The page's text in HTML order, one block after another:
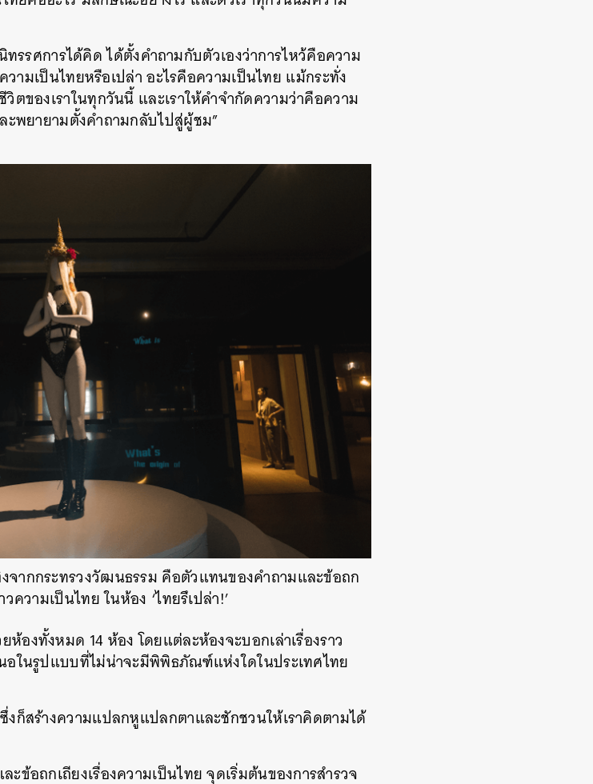
รศการได้คิด ได้ตั้งคำถามกับตัวเองว่าการไหว้คือความ
ามเป็นไทยหรือเปล่า อะไรคือความเป็นไทย แม้กระทั่ง
ตของเราในทุกวันนี้ และเราให้คำจำกัดความว่าคือความ
พยายามตั้งคำถามกลับไปสู่ผู้ชม”
งจากกระทรวงวัฒนธรรม คือตัวแทนของคำถามและข้อถก
วความเป็นไทย ในห้อง ‘ไทยรึเปล่า!’
องทั้งหมด 14 ห้อง โดยแต่ละห้องจะบอกเล่าเรื่องราว
อในรูปแบบที่ไม่น่าจะมีพิพิธภัณฑ์แห่งใดในประเทศไทย
งก็สร้างความแปลกหูแปลกตาและชักชวนให้เราคิดตามได้
ถกเถียงเรื่องความเป็นไทย จุดเริ่มต้นของการสำรวจ